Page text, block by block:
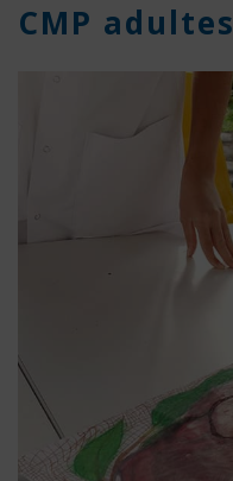
CMP adultes